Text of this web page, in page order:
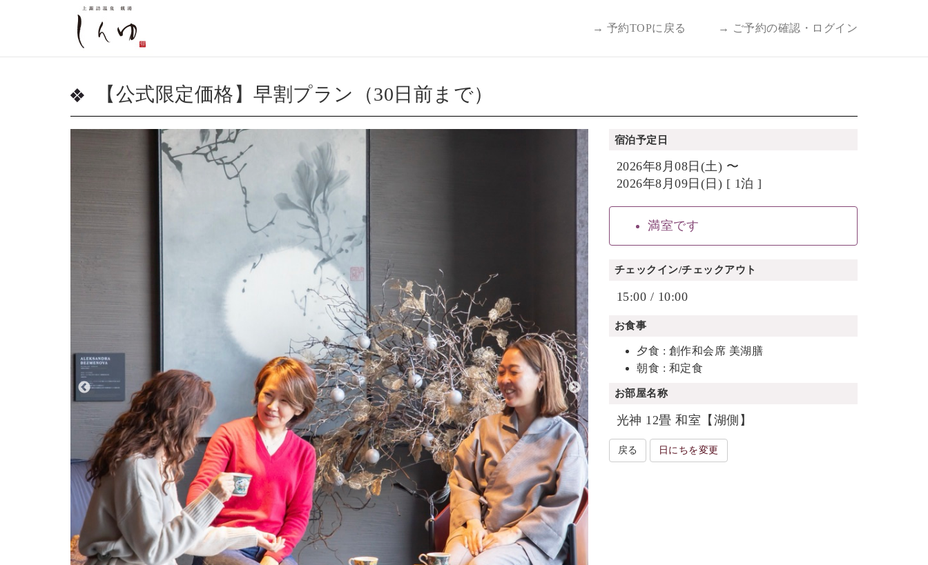
→ 予約TOPに戻る → ご予約の確認・ログイン
【公式限定価格】早割プラン（30日前まで）
宿泊予定日
2026年8月08日(土) 〜
2026年8月09日(日) [ 1泊 ]
満室です
チェックイン/チェックアウト
15:00 / 10:00
お食事
夕食 : 創作和会席 美湖膳
朝食 : 和定食
お部屋名称
光神 12畳 和室【湖側】
戻る 日にちを変更